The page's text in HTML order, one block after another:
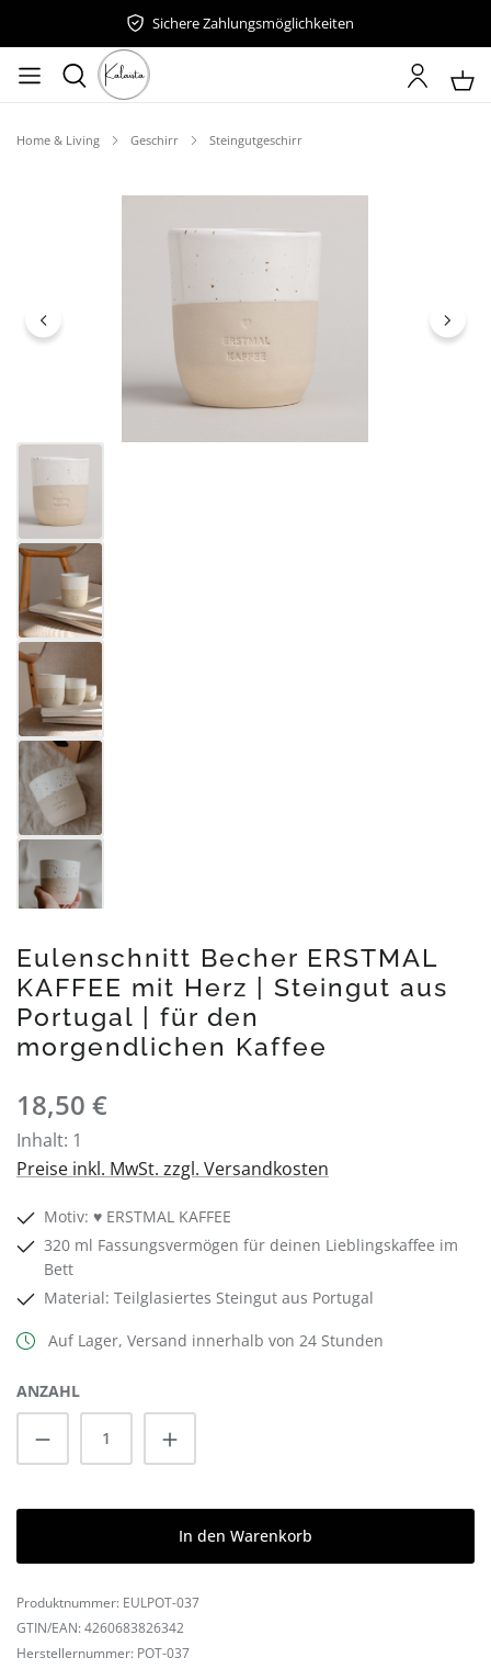
Sichere Zahlungsmöglichkeiten
Home & Living Geschirr Steingutgeschirr
Eulenschnitt Becher ERSTMAL
KAFFEE mit Herz | Steingut aus
Portugal | für den
morgendlichen Kaffee
Regulärer Preis:
18,50 €
Inhalt: 1
Preise inkl. MwSt. zzgl. Versandkosten
Motiv: ♥ ERSTMAL KAFFEE
320 ml Fassungsvermögen für deinen Lieblingskaffee im
Bett
Material: Teilglasiertes Steingut aus Portugal
Auf Lager, Versand innerhalb von 24 Stunden
ANZAHL
Produkt Anzahl: Gib den gewünschten
In den Warenkorb
Produktnummer: EULPOT-037
GTIN/EAN: 4260683826342
Herstellernummer: POT-037